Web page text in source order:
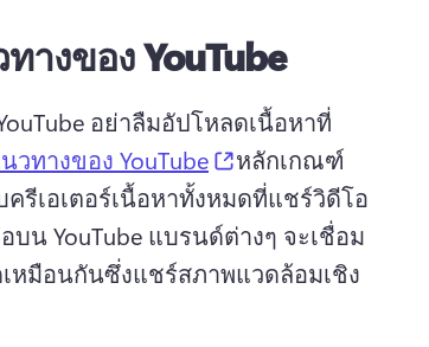
างของ YouTube
อย่าลืมอัปโหลดเนื้อหาที่
ทางของ YouTube (opens in a new tab)
หลักเกณฑ์
รีเอเตอร์เนื้อหาทั้งหมดที่แชร์วิดีโอ
น YouTube แบรนด์ต่างๆ จะเชื่อม
หมือนกันซึ่งแชร์สภาพแวดล้อมเชิง